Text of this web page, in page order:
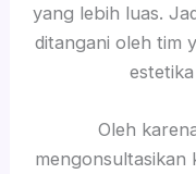
yang lebih luas.
ditangani oleh tim
Oleh
mengonsultasikan